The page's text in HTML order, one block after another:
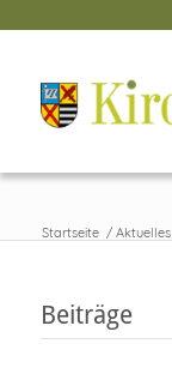
Startseite / Aktuelles
Beiträge